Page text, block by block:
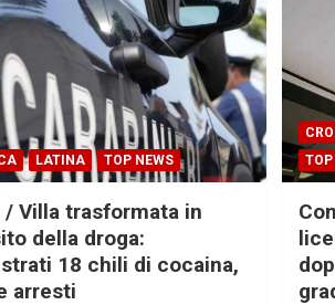
LATINA TOP NEWS
/ Villa trasformata in
della droga:
18 chili di cocaina,
arresti
TOP